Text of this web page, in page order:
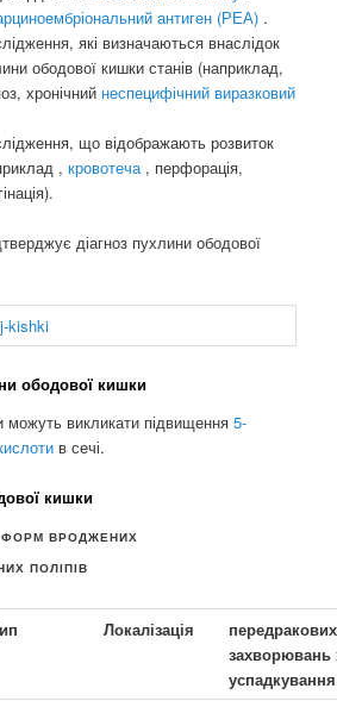
антиген (РЕА) .
які визначаються внаслідок
ободової кишки станів (наприклад,
хронічний неспецифічний виразковий
що відображають розвиток
, кровотеча , перфорація,
діагноз пухлини ободової
ободової кишки
можуть викликати підвищення5-
в сечі.
кишки
ФОРМ ВРОДЖЕНИХ
ПОЛІПІВ
Локалізація
передракових
захворювань
успадкування